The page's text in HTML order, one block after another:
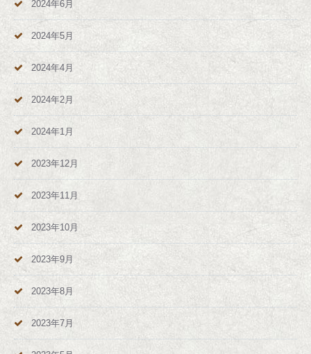
2024年6月
2024年5月
2024年4月
2024年2月
2024年1月
2023年12月
2023年11月
2023年10月
2023年9月
2023年8月
2023年7月